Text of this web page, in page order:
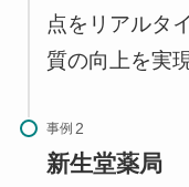
点をリアルタ
質の向上を実
事例
新生堂薬局